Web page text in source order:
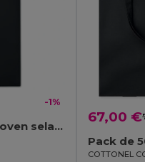
-1%
APO BAG Saco Nonwoven selado
67,00 €
Pack de